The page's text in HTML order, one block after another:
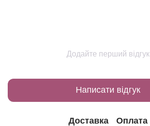
Додайте перший відгук
Написати відгук
Доставка Оплата